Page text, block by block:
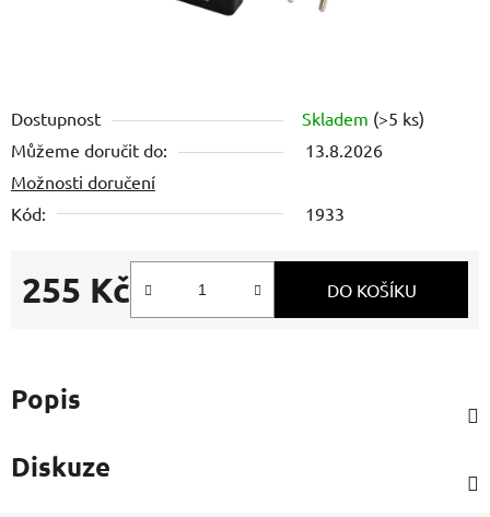
Dostupnost Skladem (>5 ks)
Můžeme doručit do:
13.8.2026
Možnosti doručení
Kód:
1933
255 Kč DO KOŠÍKU
Popis
Diskuze